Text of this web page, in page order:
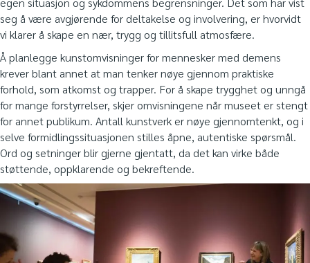
seg å være avgjørende for deltakelse og involvering, er hvorvidt
vi klarer å skape en nær, trygg og tillitsfull atmosfære.
Å planlegge kunstomvisninger for mennesker med demens
krever blant annet at man tenker nøye gjennom praktiske
forhold, som atkomst og trapper. For å skape trygghet og unngå
for mange forstyrrelser, skjer omvisningene når museet er stengt
for annet publikum. Antall kunstverk er nøye gjennomtenkt, og i
selve formidlingssituasjonen stilles åpne, autentiske spørsmål.
Ord og setninger blir gjerne gjentatt, da det kan virke både
støttende, oppklarende og bekreftende.